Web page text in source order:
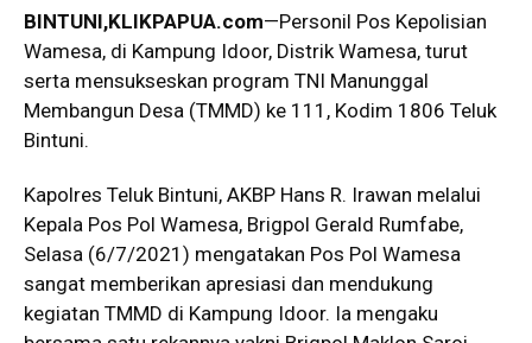
BINTUNI,KLIKPAPUA.com—Personil Pos Kepolisian
Wamesa, di Kampung Idoor, Distrik Wamesa, turut
serta mensukseskan program TNI Manunggal
Membangun Desa (TMMD) ke 111, Kodim 1806 Teluk
Bintuni.
Kapolres Teluk Bintuni, AKBP Hans R. Irawan melalui
Kepala Pos Pol Wamesa, Brigpol Gerald Rumfabe,
Selasa (6/7/2021) mengatakan Pos Pol Wamesa
sangat memberikan apresiasi dan mendukung
kegiatan TMMD di Kampung Idoor. Ia mengaku